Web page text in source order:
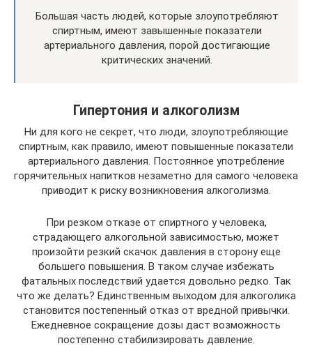
Большая часть людей, которые злоупотребляют
спиртным, имеют завышенные показатели
артериального давления, порой достигающие
критических значений.
Гипертония и алкоголизм
Ни для кого не секрет, что люди, злоупотребляющие
спиртным, как правило, имеют повышенные показатели
артериального давления. Постоянное употребление
горячительных напитков незаметно для самого человека
приводит к риску возникновения алкоголизма.
При резком отказе от спиртного у человека,
страдающего алкогольной зависимостью, может
произойти резкий скачок давления в сторону еще
большего повышения. В таком случае избежать
фатальных последствий удается довольно редко. Так
что же делать? Единственным выходом для алкоголика
становится постепенный отказ от вредной привычки.
Ежедневное сокращение дозы даст возможность
постепенно стабилизировать давление.